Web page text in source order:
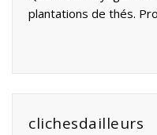
plantations de thés.
clichesdailleurs